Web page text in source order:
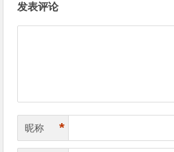
发表评论
昵称 *